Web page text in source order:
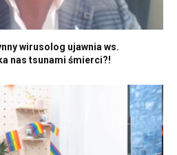
wirusolog ujawnia ws.
nas tsunami śmierci?!